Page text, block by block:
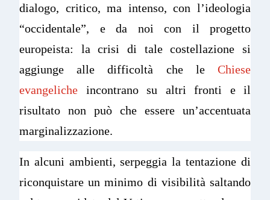
dialogo, critico, ma intenso, con l’ideologia
“occidentale”, e da noi con il progetto
europeista: la crisi di tale costellazione si
aggiunge alle difficoltà che le Chiese
evangeliche incontrano su altri fronti e il
risultato non può che essere un’accentuata
marginalizzazione.
In alcuni ambienti, serpeggia la tentazione di
riconquistare un minimo di visibilità saltando